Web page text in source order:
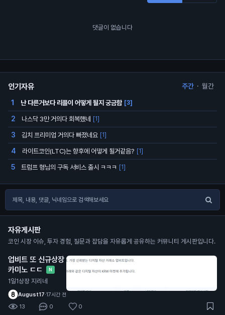
댓글이 없습니다
인기자유 주간 · 월간
1 난 다른거보다 리플이 어떻게 될지 궁금함 [3]
2 나스닥 3만 거의다 회복했네 [1]
3 김치 프리미엄 거의다 빠졌네요 [1]
4 라이트코인(LTC)는 향후에 어떻게 될거같음? [1]
5 트럼프 형님의 구독 서비스 출시 ㅋㅋㅋ [1]
자유게시판
코인 시장 이슈, 투자 경험, 질문과 잡담을 자유롭게 공유하는 커뮤니티 게시판입니다.
업비트 또 신규상장
카미노 ㄷㄷ
N
1일1상장 지리네
August17·17시간 전
13 0 0